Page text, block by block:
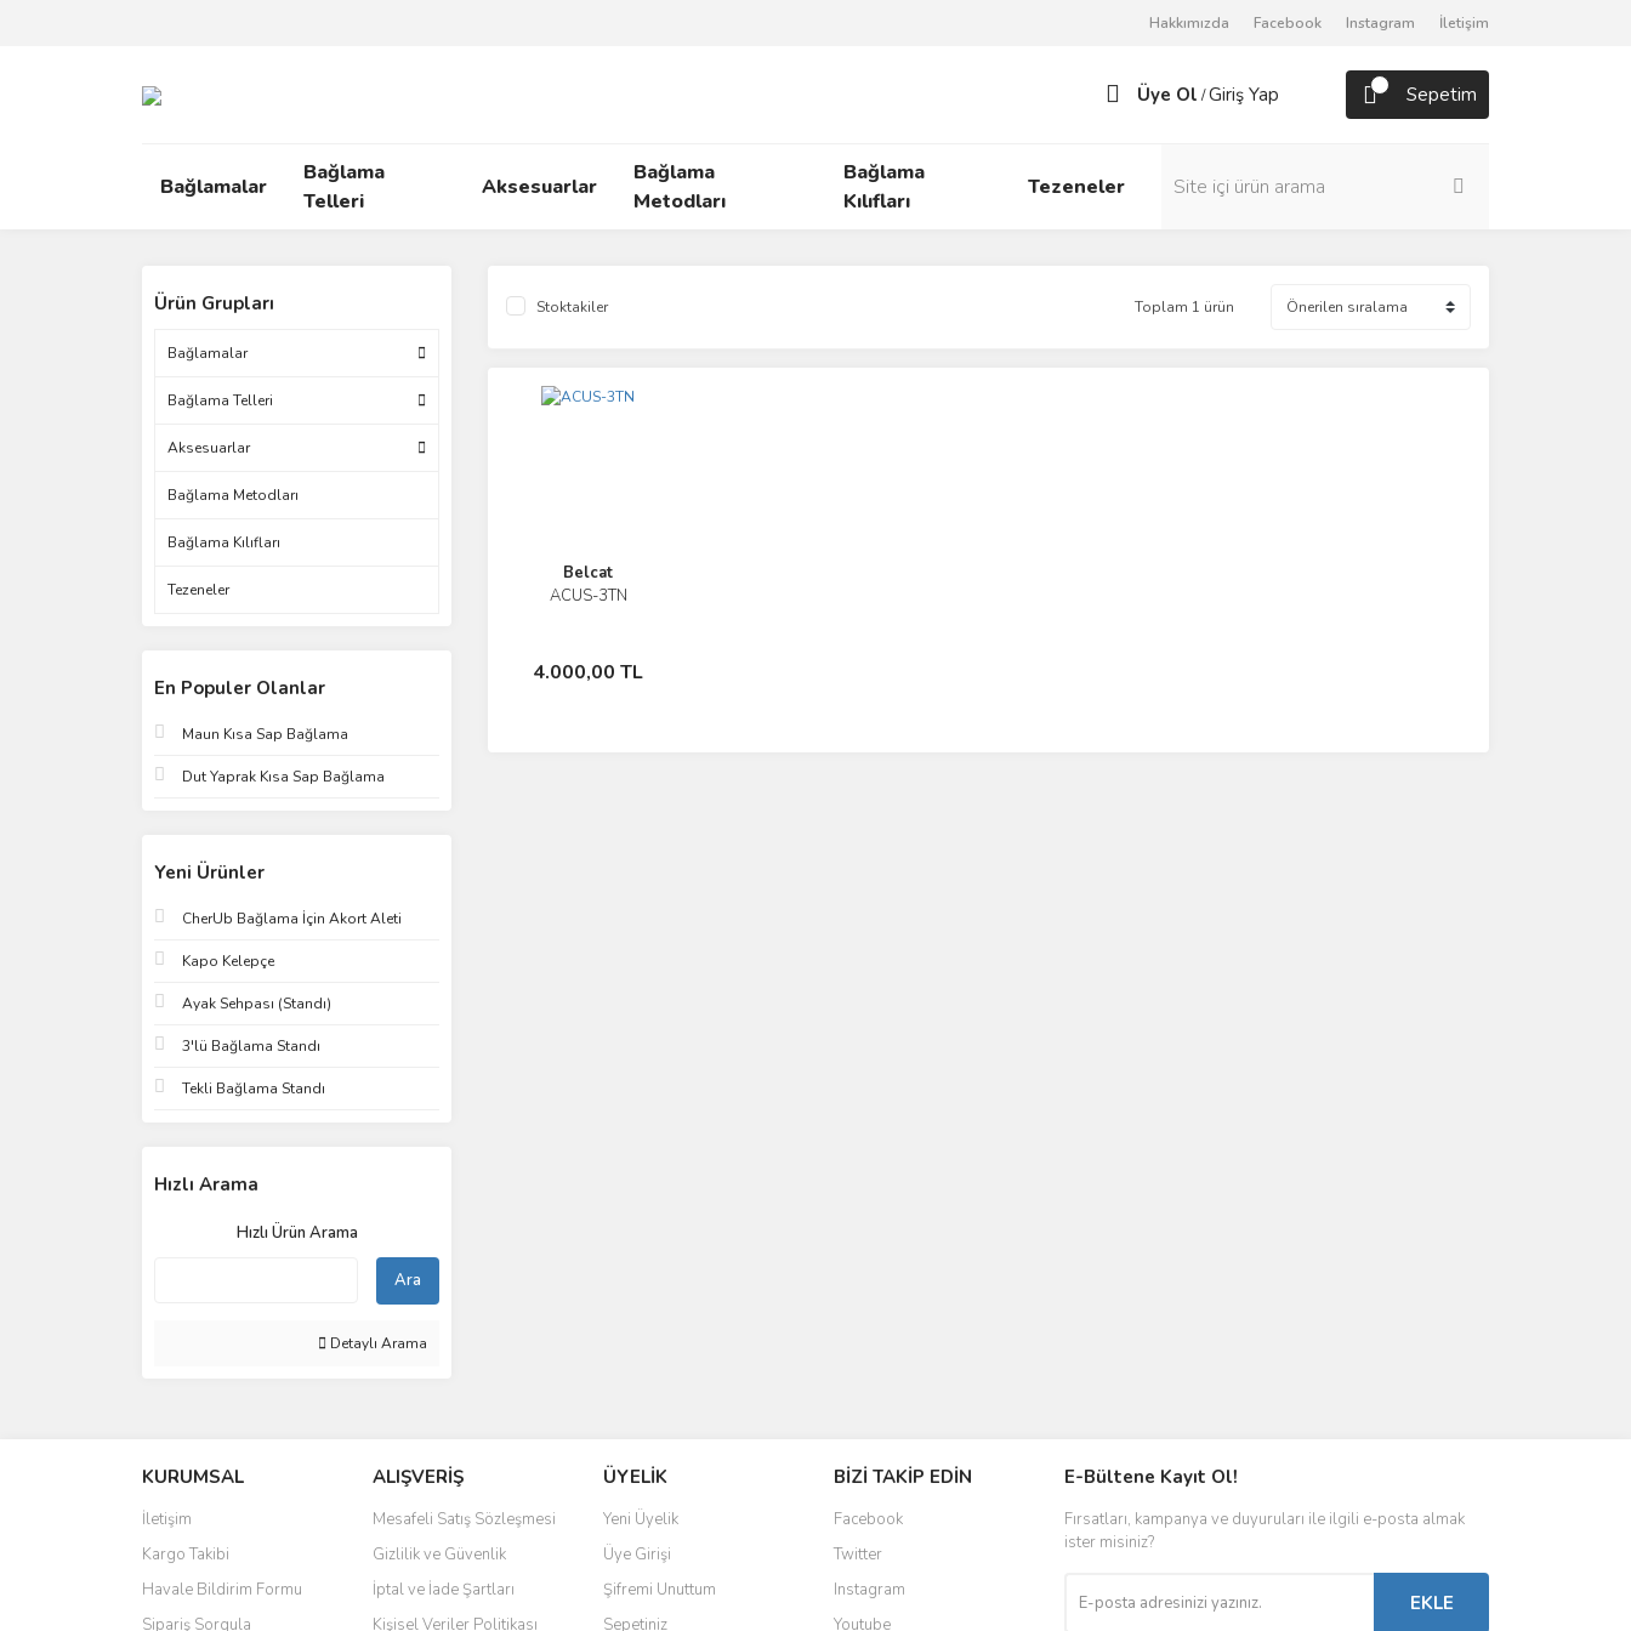
Hakkımızda Facebook Instagram İletişim
Üye Ol /Giriş Yap Sepetim
Bağlamalar
Bağlama
Telleri
Aksesuarlar
Bağlama
Metodları
Bağlama
Kılıfları
Tezeneler
Ürün Grupları
Bağlamalar
Bağlama Telleri
Aksesuarlar
Bağlama Metodları
Bağlama Kılıfları
Tezeneler
En Populer Olanlar
Maun Kısa Sap Bağlama
Dut Yaprak Kısa Sap Bağlama
Yeni Ürünler
CherUb Bağlama İçin Akort Aleti
Kapo Kelepçe
Ayak Sehpası (Standı)
3'lü Bağlama Standı
Tekli Bağlama Standı
Hızlı Arama
Hızlı Ürün Arama
Ara
Detaylı Arama
Stoktakiler Toplam 1 ürün
Belcat
ACUS-3TN
4.000,00 TL
İncele
Ekle
KURUMSAL
İletişim
Kargo Takibi
Havale Bildirim Formu
Sipariş Sorgula
ALIŞVERİŞ
Mesafeli Satış Sözleşmesi
Gizlilik ve Güvenlik
İptal ve İade Şartları
Kişisel Veriler Politikası
ÜYELİK
Yeni Üyelik
Üye Girişi
Şifremi Unuttum
Sepetiniz
BİZİ TAKİP EDİN
Facebook
Twitter
Instagram
Youtube
E-Bültene Kayıt Ol!
Fırsatları, kampanya ve duyuruları ile ilgili e-posta almak
ister misiniz?
EKLE